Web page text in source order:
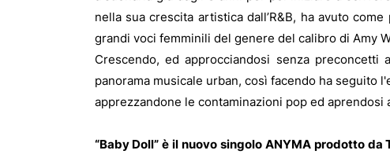
nella sua crescita artistica dall’R&B, ha avuto
grandi voci femminili del genere del calibro di Amy
Crescendo, ed approcciandosi senza
panorama musicale urban, così facendo ha seguito
apprezzandone le contaminazioni pop ed aprendosi
“Baby Doll” è il nuovo singolo ANYMA prodotto